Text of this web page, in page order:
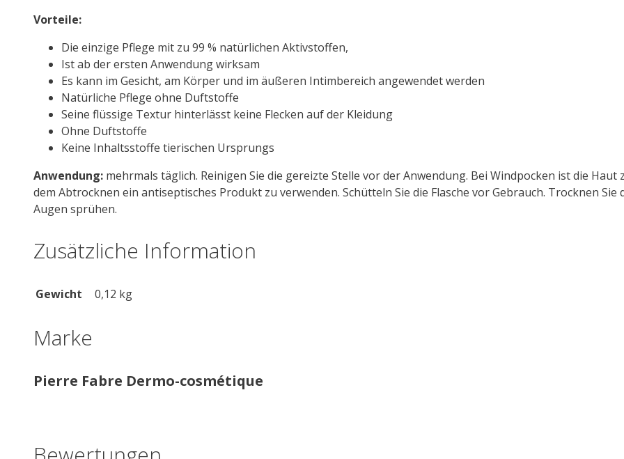
Vorteile:
Die einzige Pflege mit zu 99 % natürlichen Aktivstoffen,
Ist ab der ersten Anwendung wirksam
Es kann im Gesicht, am Körper und im äußeren Intimbereich angewendet werden
Natürliche Pflege ohne Duftstoffe
Seine flüssige Textur hinterlässt keine Flecken auf der Kleidung
Ohne Duftstoffe
Keine Inhaltsstoffe tierischen Ursprungs
Anwendung: mehrmals täglich. Reinigen Sie die gereizte Stelle vor der Anwendung. Bei Windpocken ist die
dem Abtrocknen ein antiseptisches Produkt zu verwenden. Schütteln Sie die Flasche vor Gebrauch. Trocknen Sie
Augen sprühen.
Zusätzliche Information
Gewicht 0,12 kg
Marke
Pierre Fabre Dermo-cosmétique